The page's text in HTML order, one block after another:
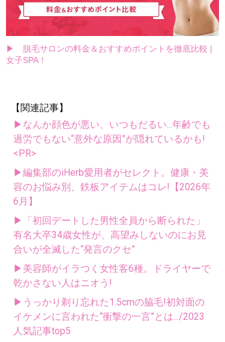
▶ 脱毛サロンの料金＆おすすめポイントを徹底比較 |
女子SPA！
【関連記事】
▶なんか顔色が悪い、いつもだるい...年齢でも
過労でもない“意外な原因”が隠れているかも!
<PR>
▶編集部のiHerb愛用者がセレクト。健康・美
容のお悩み別、鉄板アイテムはコレ!【2026年
6月】
▶「初回デートした男性全員から断られた」
有名大卒34歳女性が、高望みしないのにお見
合いが全滅した“発言のクセ”
▶美容師がイラつく女性客6種。ドライヤーで
乾かさない人はニオう!
▶うっかり剃り忘れた1.5cmの脇毛!初対面の
イケメンに言われた“衝撃の一言”とは.../2023
人気記事top5